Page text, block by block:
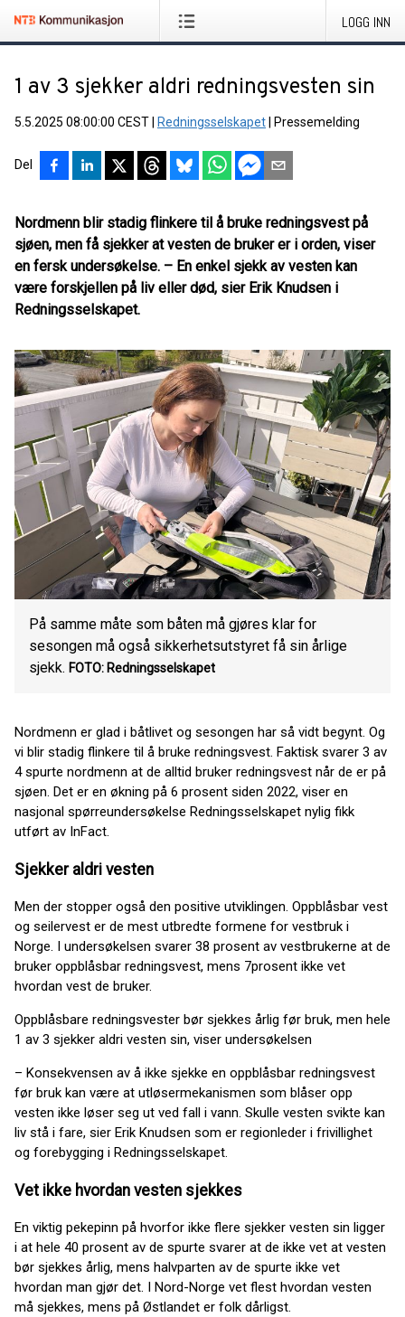
LOGG INN
1 av 3 sjekker aldri redningsvesten sin
5.5.2025 08:00:00 CEST Redningsselskapet Pressemelding
Del
Nordmenn blir stadig flinkere til å bruke redningsvest på
sjøen, men få sjekker at vesten de bruker er i orden, viser
en fersk undersøkelse. – En enkel sjekk av vesten kan
være forskjellen på liv eller død, sier Erik Knudsen i
Redningsselskapet.
På samme måte som båten må gjøres klar for
sesongen må også sikkerhetsutstyret få sin årlige
sjekk. FOTO: Redningsselskapet
Nordmenn er glad i båtlivet og sesongen har så vidt begynt. Og
vi blir stadig flinkere til å bruke redningsvest. Faktisk svarer 3 av
4 spurte nordmenn at de alltid bruker redningsvest når de er på
sjøen. Det er en økning på 6 prosent siden 2022, viser en
nasjonal spørreundersøkelse Redningsselskapet nylig fikk
utført av InFact.
Sjekker aldri vesten
Men der stopper også den positive utviklingen. Oppblåsbar vest
og seilervest er de mest utbredte formene for vestbruk i
Norge. I undersøkelsen svarer 38 prosent av vestbrukerne at de
bruker oppblåsbar redningsvest, mens 7prosent ikke vet
hvordan vest de bruker.
Oppblåsbare redningsvester bør sjekkes årlig før bruk, men hele
1 av 3 sjekker aldri vesten sin, viser undersøkelsen
– Konsekvensen av å ikke sjekke en oppblåsbar redningsvest
før bruk kan være at utløsermekanismen som blåser opp
vesten ikke løser seg ut ved fall i vann. Skulle vesten svikte kan
liv stå i fare, sier Erik Knudsen som er regionleder i frivillighet
og forebygging i Redningsselskapet.
Vet ikke hvordan vesten sjekkes
En viktig pekepinn på hvorfor ikke flere sjekker vesten sin ligger
i at hele 40 prosent av de spurte svarer at de ikke vet at vesten
bør sjekkes årlig, mens halvparten av de spurte ikke vet
hvordan man gjør det. I Nord-Norge vet flest hvordan vesten
må sjekkes, mens på Østlandet er folk dårligst.